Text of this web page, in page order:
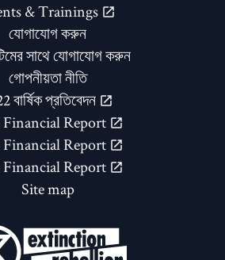
& Trainings
যোগাযোগ করুন
সাথে যোগাযোগ করুন
গোপনীয়তা নীতি
বার্ষিক প্রতিবেদন
Financial Report
Financial Report
Financial Report
Site map